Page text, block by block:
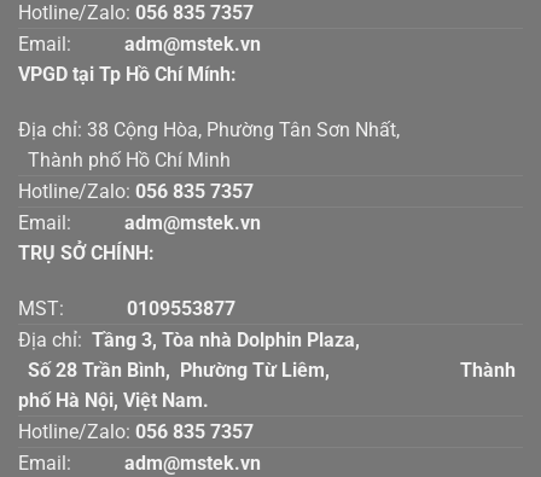
Hotline/Zalo: 056 835 7357
Email:
adm@mstek.vn
VPGD tại Tp Hồ Chí Mính:
Địa chỉ: 38 Cộng Hòa, Phường Tân Sơn Nhất,
Thành phố Hồ Chí Minh
Hotline/Zalo: 056 835 7357
Email:
adm@mstek.vn
TRỤ SỞ CHÍNH:
MST: 0109553877
Địa chỉ: Tầng 3, Tòa nhà Dolphin Plaza,
Số 28 Trần Bình, Phường Từ Liêm, Thành
phố Hà Nội, Việt Nam.
Hotline/Zalo: 056 835 7357
Email:
adm@mstek.vn